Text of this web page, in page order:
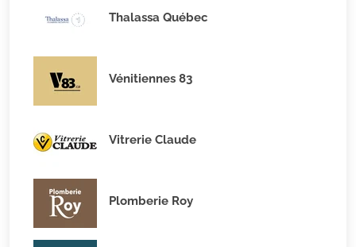
Thalassa Québec
Vénitiennes 83
Vitrerie Claude
Plomberie Roy